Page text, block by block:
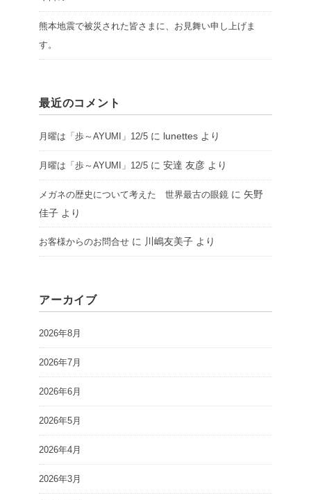
熊本地震で被災された皆さまに、お見舞い申し上げま
す。
最近のコメント
月曜は「歩～AYUMI」12/5 に lunettes より
月曜は「歩～AYUMI」12/5 に 安達 友彦 より
メガネの歴史について考えた 世界最古の眼鏡 に 矢野
佳子 より
お客様からのお問合せ に 川嶋友美子 より
アーカイブ
2026年8月
2026年7月
2026年6月
2026年5月
2026年4月
2026年3月